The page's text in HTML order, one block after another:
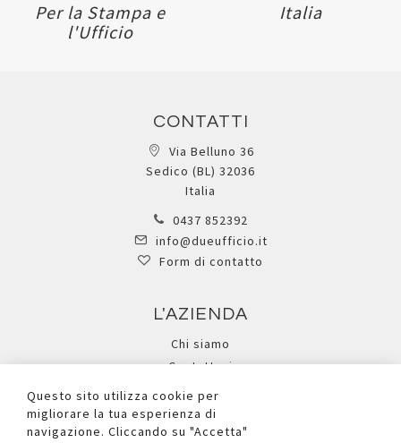
Per la Stampa e
l'Ufficio
Italia
CONTATTI
Via Belluno 36
Sedico (BL) 32036
Italia
0437 852392
info@dueufficio.it
Form di contatto
L'AZIENDA
Chi siamo
Contattaci
Privacy Policy
Cookie
Questo sito utilizza cookie per
migliorare la tua esperienza di
navigazione. Cliccando su "Accetta"